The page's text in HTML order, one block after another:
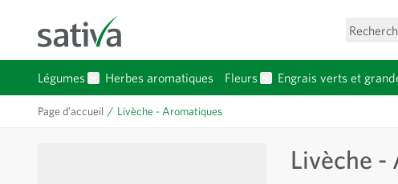
Légumes
Herbes aromatiques
Fleurs
Engrais verts et
Page d’accueil / Livèche - Aromatiques
Livèche -